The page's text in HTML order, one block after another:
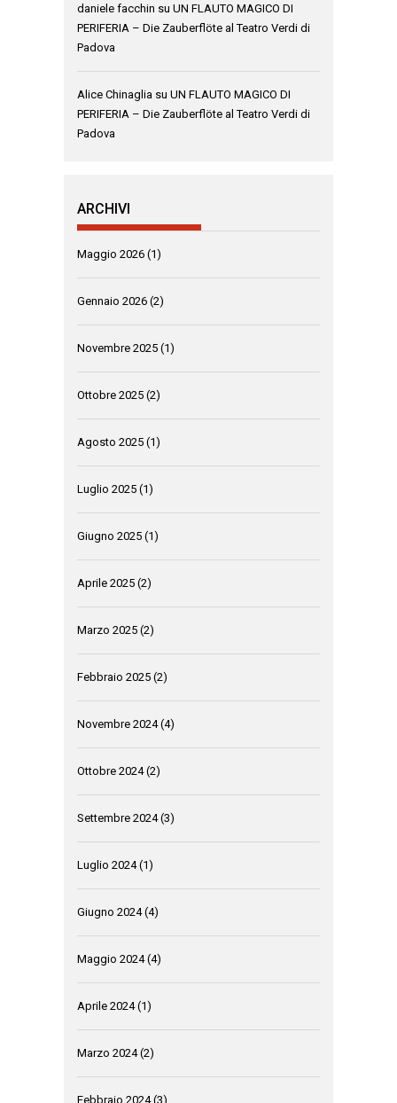
daniele facchin su UN FLAUTO MAGICO DI
PERIFERIA – Die Zauberflöte al Teatro Verdi di
Padova
Alice Chinaglia su UN FLAUTO MAGICO DI
PERIFERIA – Die Zauberflöte al Teatro Verdi di
Padova
ARCHIVI
Maggio 2026 (1)
Gennaio 2026 (2)
Novembre 2025 (1)
Ottobre 2025 (2)
Agosto 2025 (1)
Luglio 2025 (1)
Giugno 2025 (1)
Aprile 2025 (2)
Marzo 2025 (2)
Febbraio 2025 (2)
Novembre 2024(4)
Ottobre 2024(2)
Settembre 2024(3)
Luglio 2024(1)
Giugno 2024(4)
Maggio 2024(4)
Aprile 2024(1)
Marzo 2024(2)
Febbraio 2024(3)